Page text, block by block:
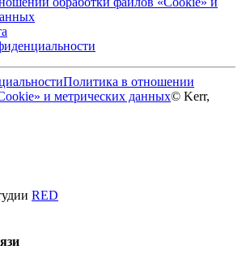
Политика в отношении
и метрических данных© Kerr,
RED